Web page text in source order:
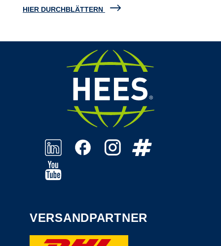
HIER DURCHBLÄTTERN
VERSANDPARTNER